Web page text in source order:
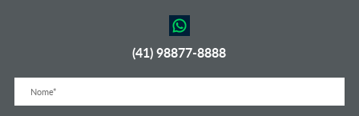
(41) 98877-8888